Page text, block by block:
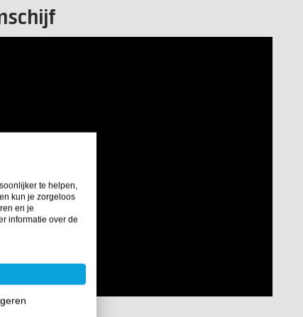
te helpen,
kun je zorgeloos
en je
informatie over de